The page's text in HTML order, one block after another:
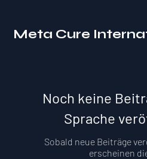
Meta Cure
Noch keine
Sprache
Sobald neue Beiträge
erscheinen